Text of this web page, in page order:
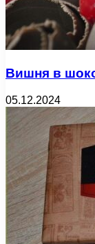
Вишня в
05.12.2024